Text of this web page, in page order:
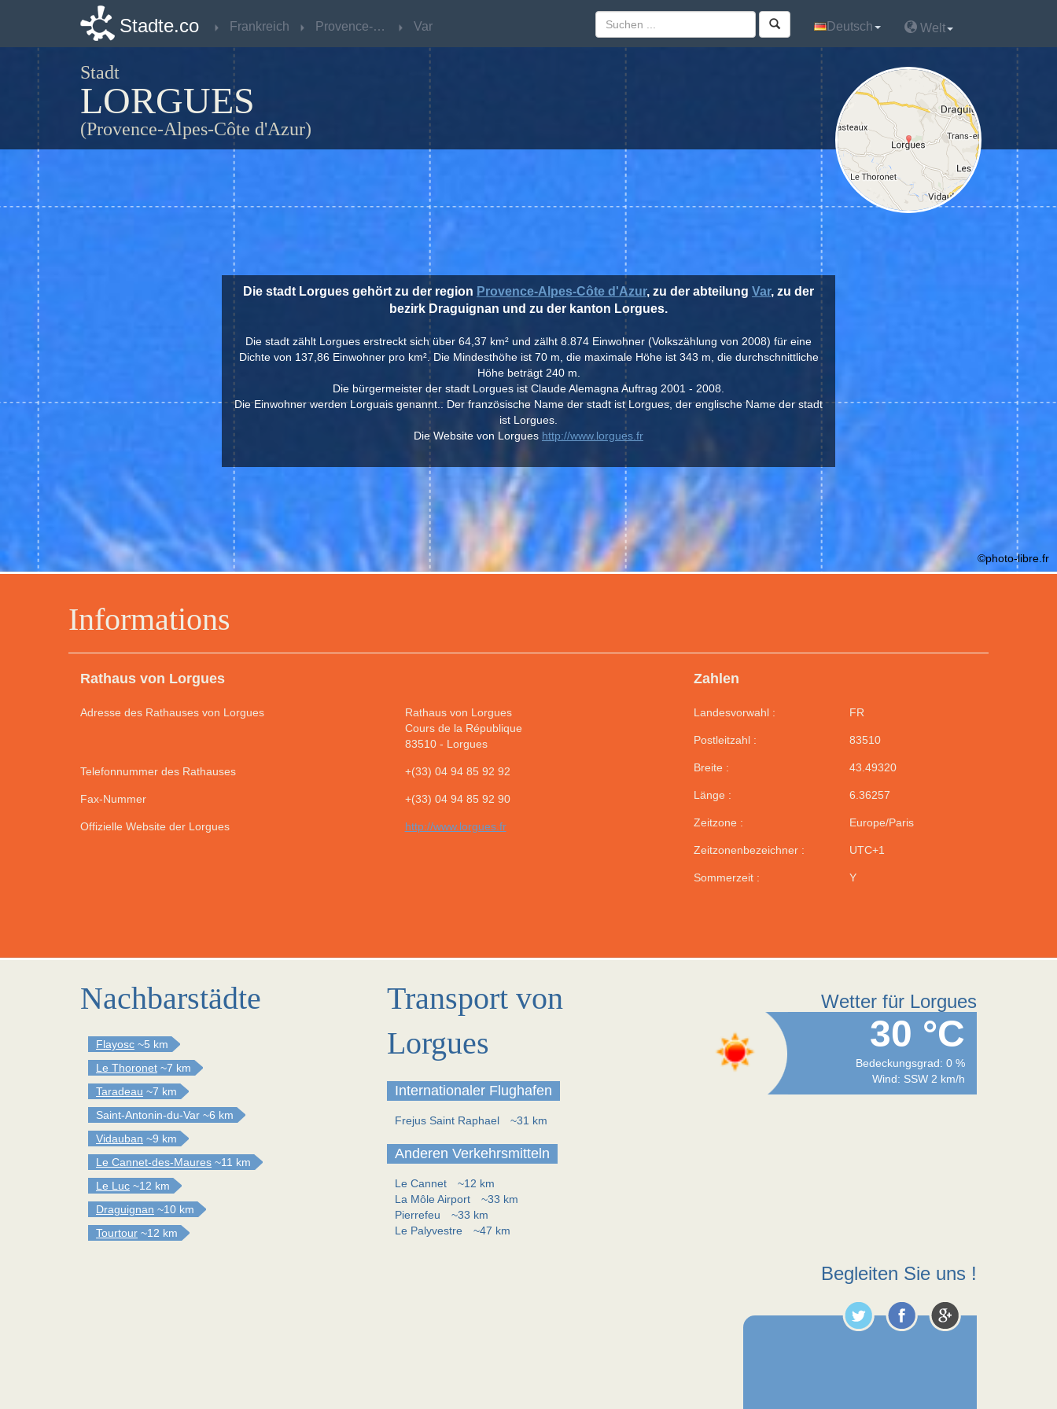
Stadte.co Frankreich Provence-Alpes-Côte d'Azur Var Deutsch Welt
Stadt
LORGUES
(Provence-Alpes-Côte d'Azur)
Informations
Rathaus von Lorgues
Adresse des Rathauses von Lorgues
Rathaus von Lorgues
Cours de la République
83510- Lorgues
Telefonnummer des Rathauses +(33) 04 94 85 92 92
Fax-Nummer +(33) 04 94 85 92 90
Offizielle Website der Lorgues http://www.lorgues.fr
Zahlen
Landesvorwahl : FR
Postleitzahl : 83510
Breite : 43.49320
Länge : 6.36257
Zeitzone : Europe/Paris
Zeitzonenbezeichner : UTC+1
Sommerzeit : Y
Die stadt Lorgues gehört zu der region Provence-Alpes-Côte d'Azur, zu der abteilung Var, zu der
bezirk Draguignan und zu der kanton Lorgues.
Die stadt zählt Lorgues erstreckt sich über 64,37 km² und zälht 8.874 Einwohner (Volkszählung von 2008) für eine
Dichte von 137,86 Einwohner pro km². Die Mindesthöhe ist 70 m, die maximale Höhe ist 343 m, die durchschnittliche
Höhe beträgt 240 m.
Die bürgermeister der stadt Lorgues ist Claude Alemagna Auftrag 2001 - 2008.
Die Einwohner werden Lorguais genannt.. Der französische Name der stadt ist Lorgues, der englische Name der stadt
ist Lorgues.
Die Website von Lorgues http://www.lorgues.fr
©photo-libre.fr
Nachbarstädte
Flayosc ~5 km
Le Thoronet ~7 km
Taradeau ~7 km
Saint-Antonin-du-Var ~6 km
Vidauban ~9 km
Le Cannet-des-Maures ~11 km
Le Luc ~12 km
Draguignan ~10 km
Tourtour ~12 km
Transport von
Lorgues
Internationaler Flughafen
Frejus Saint Raphael ~31 km
Anderen Verkehrsmitteln
Le Cannet
~12 km
La Môle Airport
~33 km
Pierrefeu
~33 km
Le Palyvestre
~47 km
Wetter für Lorgues
30 °C
Bedeckungsgrad: 0 %
Wind: SSW 2 km/h
Begleiten Sie uns !
Stadte.co Frankreich Provence-Alpes-Côte d'Azur Var Deutsch Welt